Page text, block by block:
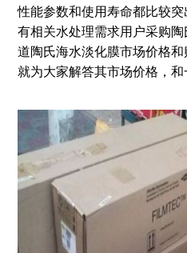
性能参数和使用寿命都比较
有相关水处理需求用户采购
道陶氏海水淡化膜市场价格
就为大家解答其市场价格，和